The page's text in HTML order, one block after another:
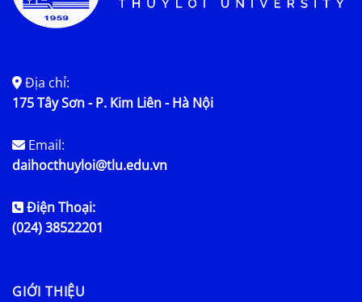
Địa chỉ:
175 Tây Sơn - P. Kim Liên - Hà Nội
Email:
daihocthuyloi@tlu.edu.vn
Điện Thoại:
(024) 38522201
GIỚI THIỆU